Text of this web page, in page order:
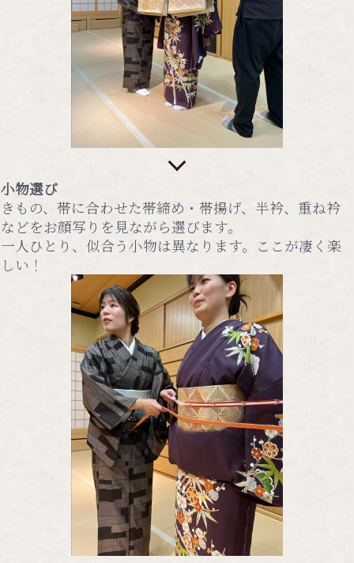
小物選び
きもの、帯に合わせた帯締め・帯揚げ、半衿、重ね衿
などをお顔写りを見ながら選びます。
一人ひとり、似合う小物は異なります。ここが凄く楽
しい！